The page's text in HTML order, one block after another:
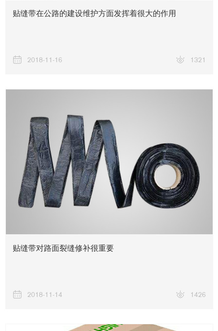
关于我们
贴缝带在公路的建设维护方面发挥着很大的作用
2018-11-16 1321
贴缝带对路面裂缝修补很重要
2018-11-14 1426